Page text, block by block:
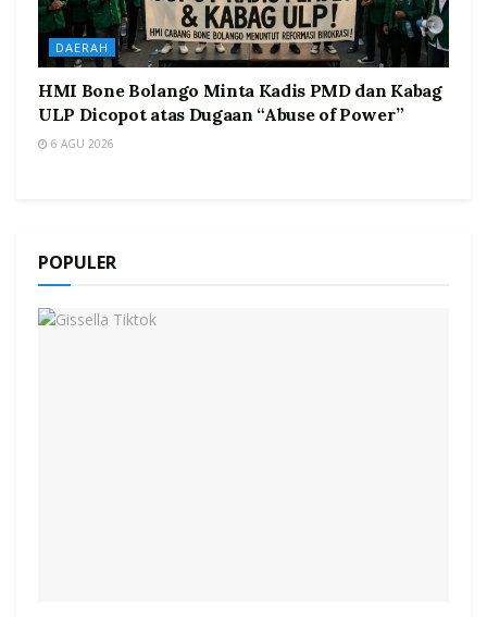
DAERAH
HMI Bone Bolango Minta Kadis PMD dan Kabag
ULP Dicopot atas Dugaan “Abuse of Power”
6 AGU 2026
POPULER